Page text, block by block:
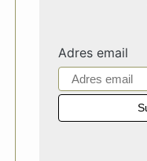
Adres email